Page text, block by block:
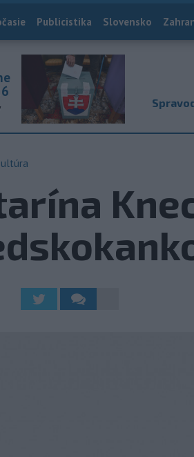
Publicistika Slovensko